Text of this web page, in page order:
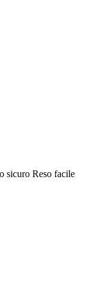
sicuro Reso facile